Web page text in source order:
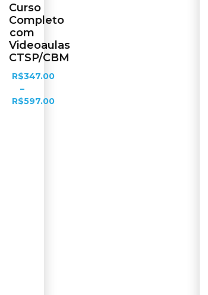
Curso
Completo
com
Videoaulas
CTSP/CBM
R$347.00
–
R$597.00